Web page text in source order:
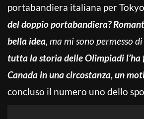
portabandiera italiana per
del doppio portabandiera?
bella idea, ma mi sono permesso
tutta la storia delle Olimpiadi
Canada in una circostanza, un
concluso il numero uno dello